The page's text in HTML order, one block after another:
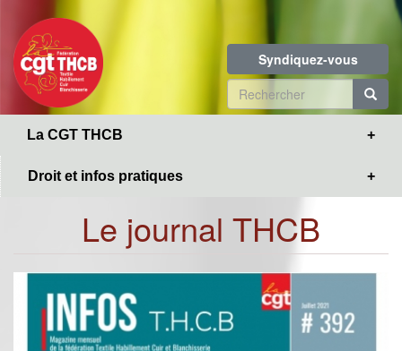
contenu
principal
Syndiquez-vous
Formulaire
de
La CGT THCB
Droit et infos pratiques
Le journal THCB